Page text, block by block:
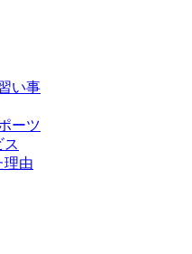
い事
ーツ
ス
理由